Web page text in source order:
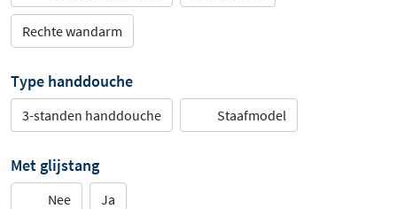
Rechte wandarm
Type handdouche
3-standen handdouche Staafmodel
Met glijstang
Nee Ja